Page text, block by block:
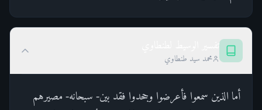
محمد سيد طنطاوي
أما الذين سمعوا فأعرضوا وجحدوا فقد بين- سبحانه- مصيرهم